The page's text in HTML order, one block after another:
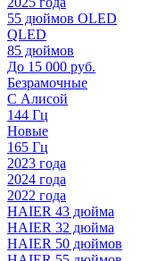
55 дюймов OLED
QLED
85 дюймов
До 15 000 руб.
Безрамочные
С Алисой
144 Гц
Новые
165 Гц
2023 года
2024 года
2022 года
HAIER 43 дюйма
HAIER 32 дюйма
HAIER 50 дюймов